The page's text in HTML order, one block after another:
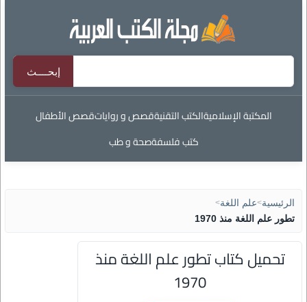
المكتبة الإسلاميةالكتب التقنيةقصص و رواياتقصص الأطفال
كتب فلسفةصحة و طب
الرئيسية>علم اللغة>
تطور علم اللغة منذ 1970
تحميل كتاب تطور علم اللغة منذ
1970